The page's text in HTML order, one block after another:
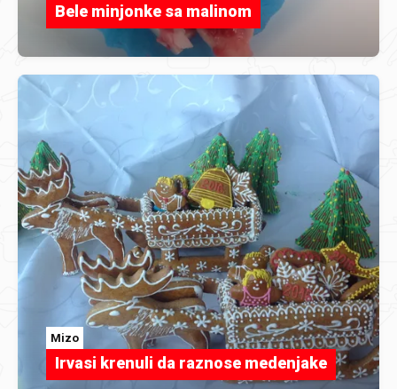
Bele minjonke sa malinom
Mizo
Irvasi krenuli da raznose medenjake